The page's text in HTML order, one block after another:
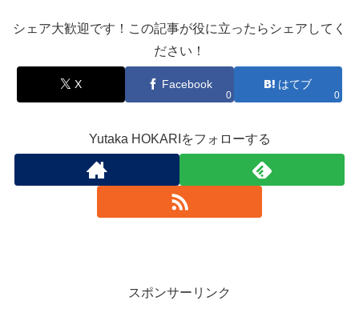
シェア大歓迎です！この記事が役に立ったらシェアしてく
ださい！
X Facebook
0
はてブ
0
Yutaka HOKARIをフォローする
スポンサーリンク